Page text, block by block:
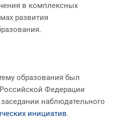
в комплексных
развития
образования был
Федерации
наблюдательного
инициатив.